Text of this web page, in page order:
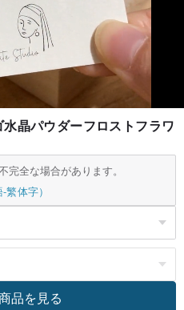
水晶パウダーフロストフラワ
全な場合があります。
体字）
品を見る